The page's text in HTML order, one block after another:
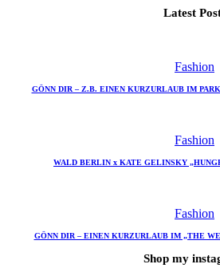
Latest
Fashion
GÖNN DIR – Z.B. EINEN KURZURLAUB IM
Fashion
WALD BERLIN x KATE GELINSKY
Fashion
GÖNN DIR – EINEN KURZURLAUB IM „THE
Shop my